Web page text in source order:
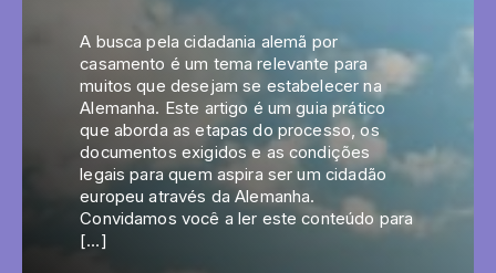
A busca pela cidadania alemã por
casamento é um tema relevante para
muitos que desejam se estabelecer na
Alemanha. Este artigo é um guia prático
que aborda as etapas do processo, os
documentos exigidos e as condições
legais para quem aspira ser um cidadão
europeu através da Alemanha.
Convidamos você a ler este conteúdo para
[…]